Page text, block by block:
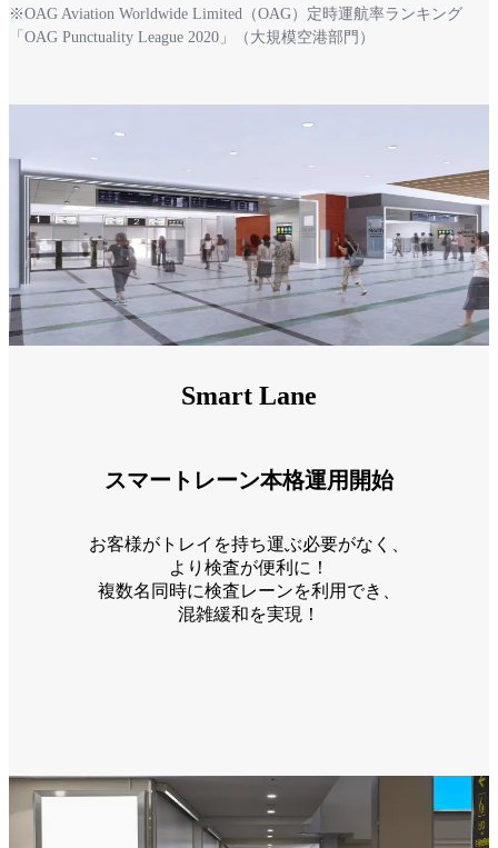
※OAG Aviation Worldwide Limited（OAG）定時運航率ランキング
「OAG Punctuality League 2020」（大規模空港部門）
Smart Lane
スマートレーン本格運用開始
お客様がトレイを持ち運ぶ必要がなく、
より検査が便利に！
複数名同時に検査レーンを利用でき、
混雑緩和を実現！